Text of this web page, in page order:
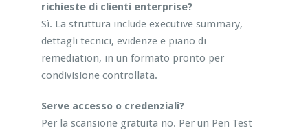
richieste di clienti enterprise?
Sì. La struttura include executive summary,
dettagli tecnici, evidenze e piano di
remediation, in un formato pronto per
condivisione controllata.
Serve accesso o credenziali?
Per la scansione gratuita no. Per un Pen Test